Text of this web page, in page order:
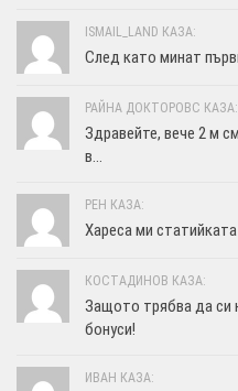
ISMAIL_LAND КАЗА:
След като минат
РАЙНА ДОКТОРОВС КАЗА:
Здравейте, вече 2 м
в...
РЕН КАЗА:
Хареса ми статийката
КОСТАДИНОВ КАЗА:
Защото трябва да си
бонуси!
ИВАН КАЗА: